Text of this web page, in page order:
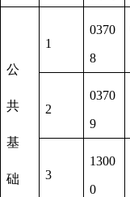
公
共
基
础
1
0370
8
2
0370
9
3
1300
0